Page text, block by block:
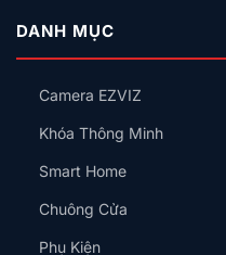
lớn hơn nhiều.
DANH MỤC
Camera EZVIZ
Khóa Thông Minh
Smart Home
Chuông Cửa
Phụ Kiện